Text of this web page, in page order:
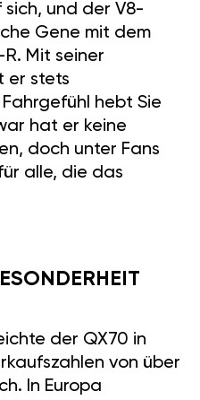
sich, und der V8-
Gene mit dem
Mit seiner
er stets
hebt Sie
hat er keine
doch unter Fans
alle, die das
der QX70 in
von über
In Europa